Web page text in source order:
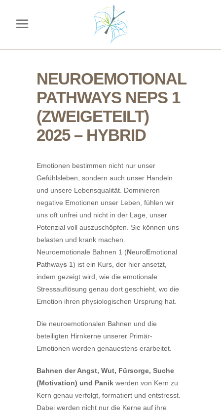
NEUROEMOTIONAL
PATHWAYS NEPS 1
(ZWEIGETEILT)
2025 – HYBRID
Emotionen bestimmen nicht nur unser
Gefühlsleben, sondern auch unser Handeln
und unsere Lebensqualität. Dominieren
negative Emotionen unser Leben, fühlen wir
uns oft unfrei und nicht in der Lage, unser
Potenzial voll auszuschöpfen. Sie können uns
belasten und krank machen.
Neuroemotionale Bahnen 1 (NeuroEmotional
Pathways 1) ist ein Kurs, der hier ansetzt,
indem gezeigt wird, wie die emotionale
Stressauflösung genau dort geschieht, wo die
Emotion ihren physiologischen Ursprung hat.
Die neuroemotionalen Bahnen und die
beteiligten Hirnkerne unserer Primär-
Emotionen werden genauestens erarbeitet.
Bahnen der Angst, Wut, Fürsorge, Suche
(Motivation) und Panik werden von Kern zu
Kern genau verfolgt, formatiert und entstresst.
Dabei werden nicht nur die Kerne auf ihre